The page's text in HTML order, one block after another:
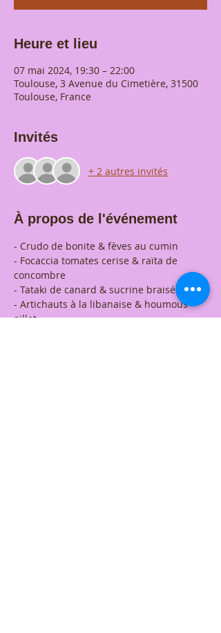
Heure et lieu
07 mai 2024, 19:30 – 22:00
Toulouse, 3 Avenue du Cimetière, 31500
Toulouse, France
Invités
+ 2 autres invités
À propos de l'événement
- Crudo de bonite & fèves au cumin
- Focaccia tomates cerise & raïta de
concombre
- Tataki de canard & sucrine braisé
- Artichauts à la libanaise & houmous
aillet